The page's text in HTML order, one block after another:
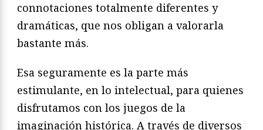
connotaciones totalmente diferentes y
dramáticas, que nos obligan a valorarla
bastante más.
Esa seguramente es la parte más
estimulante, en lo intelectual, para quienes
disfrutamos con los juegos de la
imaginación histórica. A través de diversos